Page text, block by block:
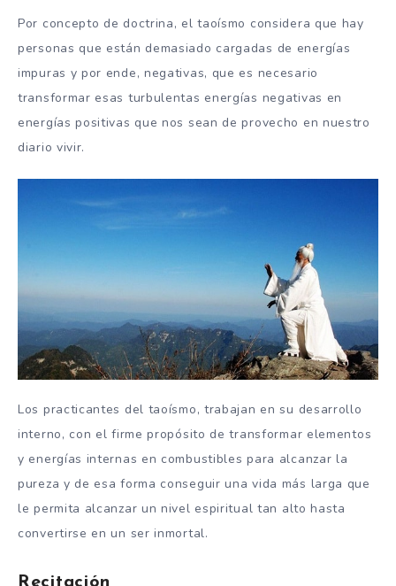
Por concepto de doctrina, el taoísmo considera que hay
personas que están demasiado cargadas de energías
impuras y por ende, negativas, que es necesario
transformar esas turbulentas energías negativas en
energías positivas que nos sean de provecho en nuestro
diario vivir.
Los practicantes del taoísmo, trabajan en su desarrollo
interno, con el firme propósito de transformar elementos
y energías internas en combustibles para alcanzar la
pureza y de esa forma conseguir una vida más larga que
le permita alcanzar un nivel espiritual tan alto hasta
convertirse en un ser inmortal.